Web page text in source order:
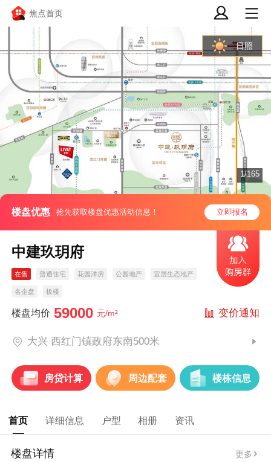
焦点首页
日照
楼盘优惠 抢先获取楼盘优惠活动信息！ 立即报名
1/165
中建玖玥府
在售 普通住宅 花园洋房 公园地产 宜居生态地产
名企盘 板楼
楼盘均价 59000 元/m² 变价通知
大兴 西红门镇政府东南500米
房贷计算 周边配套 楼栋信息
首页 详细信息 户型 相册 资讯
楼盘详情 更多